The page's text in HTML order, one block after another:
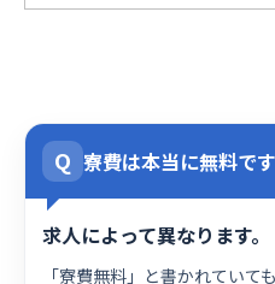
Q 寮費は本当に無料で
求人によって異なります。
「寮費無料」と書かれてい